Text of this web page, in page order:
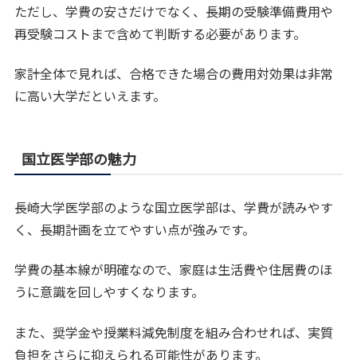
ただし、学費の安さだけでなく、長期の受験準備費用や
再受験コストまで含めて判断する必要があります。
家計全体で見れば、合格できた場合の費用対効果は非常
に高い大学だといえます。
国立医学部の魅力
長崎大学医学部のような国立医学部は、学費が読みやす
く、長期計画を立てやすい点が強みです。
学費の基本線が明確なので、家庭は生活費や住居費のほ
うに意識を回しやすくなります。
また、奨学金や授業料減免制度を組み合わせれば、実質
負担をさらに抑えられる可能性があります。